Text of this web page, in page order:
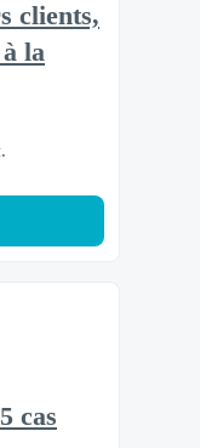
clients,
la
cas